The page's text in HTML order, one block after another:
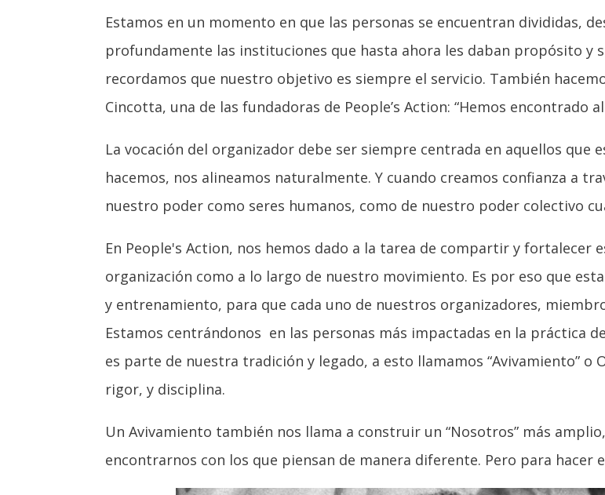
Estamos en un momento en que las personas se encuentran divididas,
profundamente las instituciones que hasta ahora les daban propósito y
recordamos que nuestro objetivo es siempre el servicio. También
Cincotta, una de las fundadoras de People’s Action: “Hemos encontrado
La vocación del organizador debe ser siempre centrada en aquellos que
hacemos, nos alineamos naturalmente. Y cuando creamos confianza a
nuestro poder como seres humanos, como de nuestro poder colectivo
En People's Action, nos hemos dado a la tarea de compartir y
organización como a lo largo de nuestro movimiento. Es por eso que
y entrenamiento, para que cada uno de nuestros organizadores,
Estamos centrándonos en las personas más impactadas en la práctica
es parte de nuestra tradición y legado, a esto llamamos “Avivamiento”
rigor, y disciplina.
Un Avivamiento también nos llama a construir un “Nosotros” más
encontrarnos con los que piensan de manera diferente. Pero para hacer